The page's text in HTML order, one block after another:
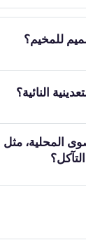
للمخيم؟
النائية؟
مثل